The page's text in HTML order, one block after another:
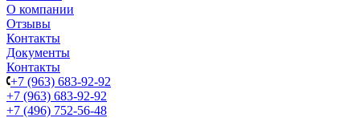
О компании
Отзывы
Контакты
Документы
Контакты
+7 (963) 683-92-92
+7 (963) 683-92-92
+7 (496) 752-56-48